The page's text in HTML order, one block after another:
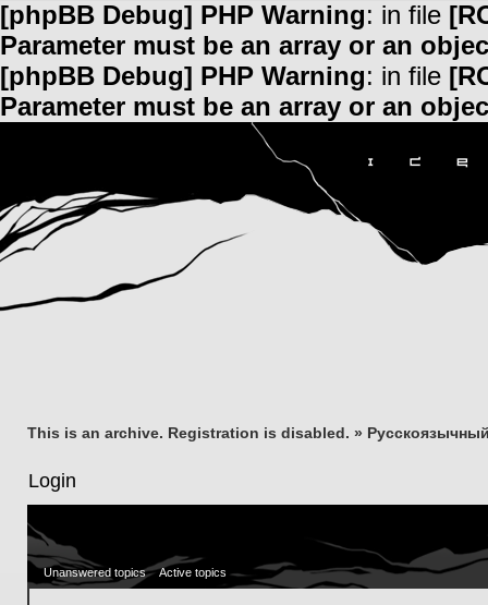
[phpBB Debug] PHP Warning: in file
Parameter must be an array or an
[phpBB Debug] PHP Warning: in file
Parameter must be an array or an
This is an archive. Registration is disabled. »
Login
Unanswered topics Active topics